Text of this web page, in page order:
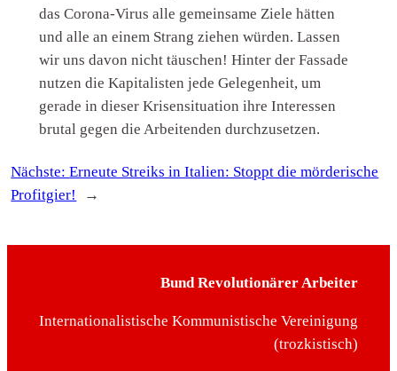
das Corona-Virus alle gemeinsame Ziele hätten
und alle an einem Strang ziehen würden. Lassen
wir uns davon nicht täuschen! Hinter der Fassade
nutzen die Kapitalisten jede Gelegenheit, um
gerade in dieser Krisensituation ihre Interessen
brutal gegen die Arbeitenden durchzusetzen.
Nächste:Erneute Streiks in Italien: Stoppt die mörderische
Profitgier!
→
Bund Revolutionärer Arbeiter
Internationalistische Kommunistische Vereinigung
(trozkistisch)